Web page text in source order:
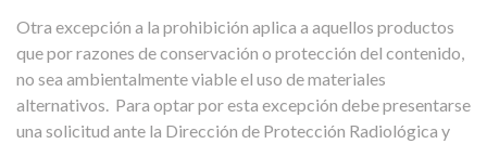
Otra excepción a la prohibición aplica a aquellos productos
que por razones de conservación o protección del contenido,
no sea ambientalmente viable el uso de materiales
alternativos. Para optar por esta excepción debe presentarse
una solicitud ante la Dirección de Protección Radiológica y